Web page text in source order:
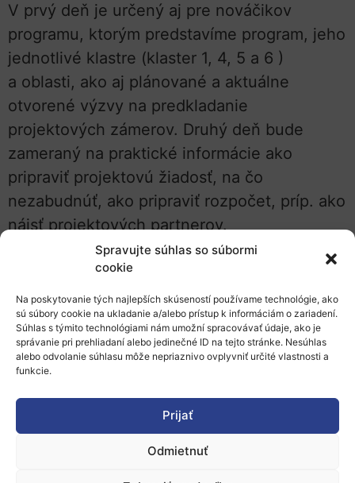
Spravujte súhlas so súbormi
cookie
Na poskytovanie tých najlepších skúseností používame technológie, ako
sú súbory cookie na ukladanie a/alebo prístup k informáciám o zariadení.
Súhlas s týmito technológiami nám umožní spracovávať údaje, ako je
správanie pri prehliadaní alebo jedinečné ID na tejto stránke. Nesúhlas
alebo odvolanie súhlasu môže nepriaznivo ovplyvniť určité vlastnosti a
funkcie.
Prijať
Odmietnuť
V prvý deň je určený aj pre nováčikov
programu, ktorým predstavíme program, jeho
jednotlivé klastre (klaster 1, 4, 5 a 6 )
a oblasti, ako aj plánované a aktuálne
otvorené výzvy na predkladanie
projektových zámerov. Druhý deň bude
zameraný na praktické informácie ako
pripraviť projektovú žiadosť, na čo
nezabudnúť, ako pripraviť rozpočet, príp. ako
nájsť projektových partnerov.
Z programu si vyberte tú časť, ktorá vás
najviac zaujíma.
S jednotlivými národnými kontaktnými bodmi
si môžete rezervovať bilaterálne stretnutie
prostredníctvom Excel tabuľky).
Podujatie je určené výskumníkom, vedeckým
pracovníkom z univerzít a výskumných